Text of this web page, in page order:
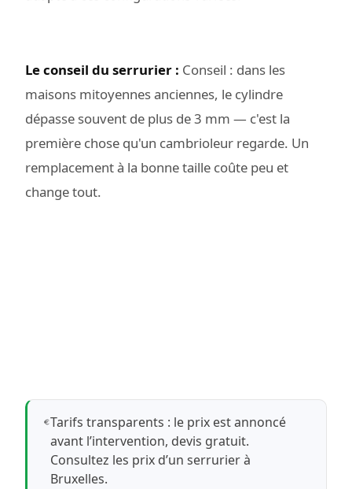
Le conseil du serrurier : Conseil : dans les
maisons mitoyennes anciennes, le cylindre
dépasse souvent de plus de 3 mm — c'est la
première chose qu'un cambrioleur regarde. Un
remplacement à la bonne taille coûte peu et
change tout.
Tarifs transparents : le prix est annoncé
avant l’intervention, devis gratuit.
Consultez les prix d’un serrurier à
Bruxelles.